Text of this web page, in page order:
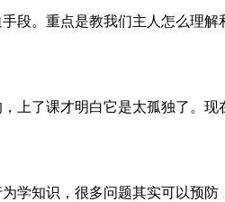
段。重点是教我们主人怎么理
上了课才明白它是太孤独了。
学知识，很多问题其实可以预防